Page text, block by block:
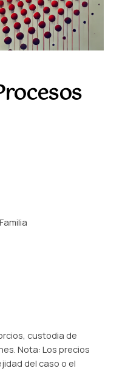
custodia de
Nota: Los precios
del caso o el